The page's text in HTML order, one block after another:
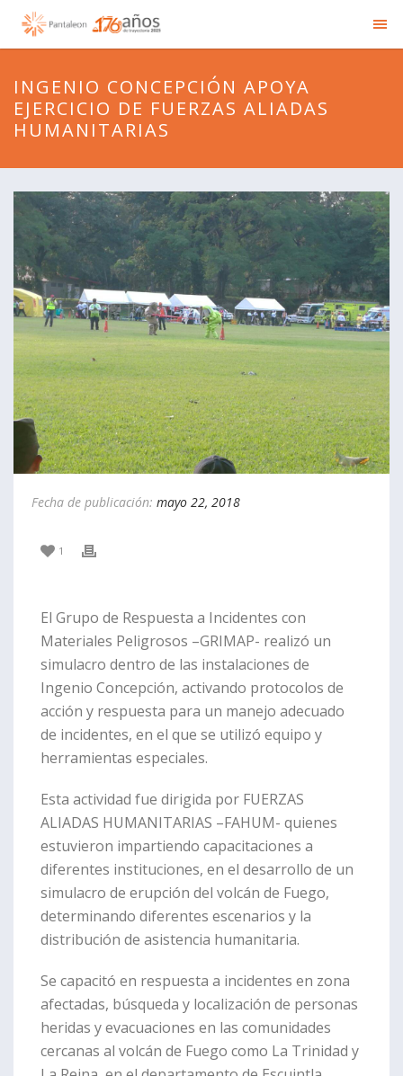
INGENIO CONCEPCIÓN APOYA
EJERCICIO DE FUERZAS ALIADAS
HUMANITARIAS
Fecha de publicación: mayo 22, 2018
1
El Grupo de Respuesta a Incidentes con
Materiales Peligrosos –GRIMAP- realizó un
simulacro dentro de las instalaciones de
Ingenio Concepción, activando protocolos de
acción y respuesta para un manejo adecuado
de incidentes, en el que se utilizó equipo y
herramientas especiales.
Esta actividad fue dirigida por FUERZAS
ALIADAS HUMANITARIAS –FAHUM- quienes
estuvieron impartiendo capacitaciones a
diferentes instituciones, en el desarrollo de un
simulacro de erupción del volcán de Fuego,
determinando diferentes escenarios y la
distribución de asistencia humanitaria.
Se capacitó en respuesta a incidentes en zona
afectadas, búsqueda y localización de personas
heridas y evacuaciones en las comunidades
cercanas al volcán de Fuego como La Trinidad y